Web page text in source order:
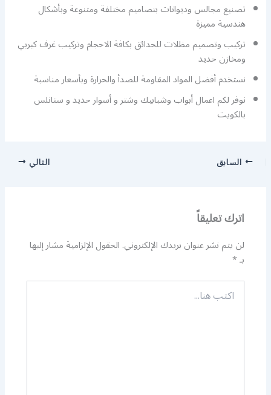
تصنيع مجالس وديوانات بتصاميم مختلفة ومتنوعة وبأشكال
هندسية مميزة
تركيب وتصميم مظلات للحدائق بكافة الاحجام وتركيب غرف كيربي
ومخازن حديد
نستخدم أفضل المواد المقاومة للصدأ والحرارة وبأسعار مناسبة
نوفر لكم اعمال أبواب وشبابيك وشتر و أسوار حديد و ستانلس
بالكويت
السابق التالي
اترك تعليقاً
لن يتم نشر عنوان بريدك الإلكتروني.الحقول الإلزامية مشار إليها
بـ*
اكتب
هنا...